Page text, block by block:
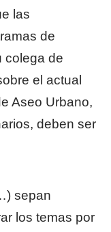
las
de
colega de
el actual
Aseo Urbano,
deben ser
sepan
los temas por